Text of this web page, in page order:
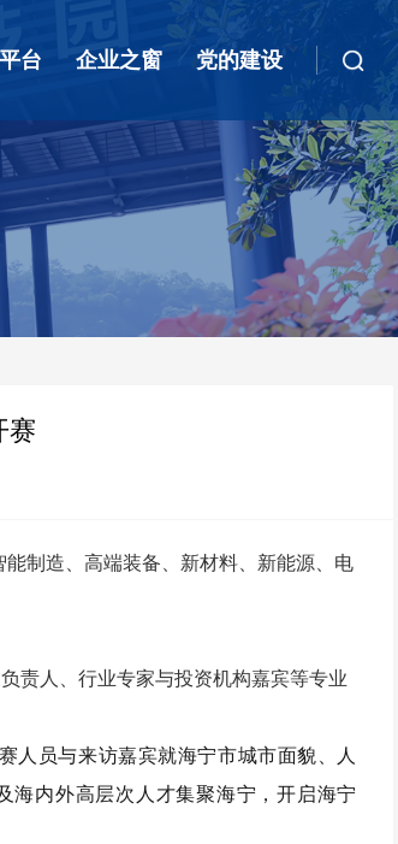
台 企业之窗 党的建设
赛
制造、高端装备、新材料、新能源、电
责人、行业专家与投资机构嘉宾等专业
人员与来访嘉宾就海宁市城市面貌、人
海内外高层次人才集聚海宁，开启海宁